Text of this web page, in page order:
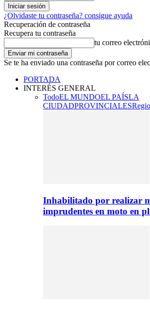
¿Olvidaste tu contraseña? consigue ayuda
Recuperación de contraseña
Recupera tu contraseña
tu correo
Se te ha enviado una contraseña por correo
PORTADA
INTERÉS GENERAL
TodoEL MUNDOEL PAÍSLA
CIUDADPROVINCIALES
Inhabilitado por realizar
imprudentes en moto en